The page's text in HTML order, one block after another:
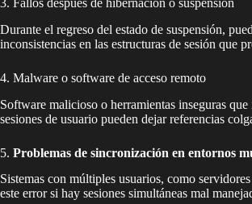
3. Fallos después de hibernación o suspensión
Durante el regreso del estado de suspensión,
inconsistencias en las estructuras de sesión que
4. Malware o software de acceso remoto
Software malicioso o herramientas inseguras
sesiones de usuario pueden dejar referencias
5. Problemas de sincronización en entornos
Sistemas con múltiples usuarios, como
este error si hay sesiones simultáneas mal